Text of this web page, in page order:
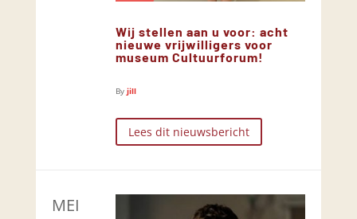
Wij stellen aan u voor: acht
nieuwe vrijwilligers voor
museum Cultuurforum!
By jill
Lees dit nieuwsbericht
MEI